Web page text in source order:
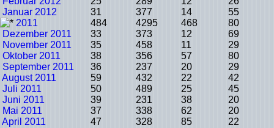
Januar 2012
31 377 14
55
2011
484 4295 468
80
Dezember 2011
33 373 12
69
November 2011
35 458 11
29
Oktober 2011
38 356 57
80
September 2011
36 237 20
29
August 2011
59 432 22
42
Juli 2011
50 489 25
45
Juni 2011
39 231 38
20
Mai 2011
37 338 62
20
April 2011
47 328 85
22